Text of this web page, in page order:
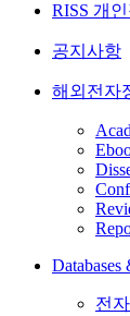
RISS 개
공지사항
해외전자
Databases
전